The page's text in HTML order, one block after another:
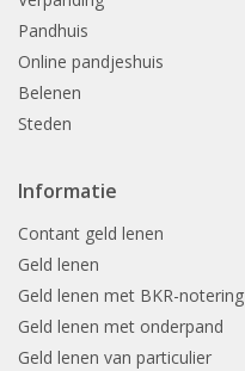
Pandhuis
Online pandjeshuis
Belenen
Steden
Informatie
Contant geld lenen
Geld lenen
Geld lenen met BKR-notering
Geld lenen met onderpand
Geld lenen van particulier